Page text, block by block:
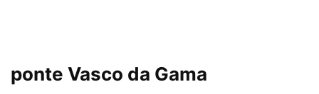
ponte Vasco da Gama